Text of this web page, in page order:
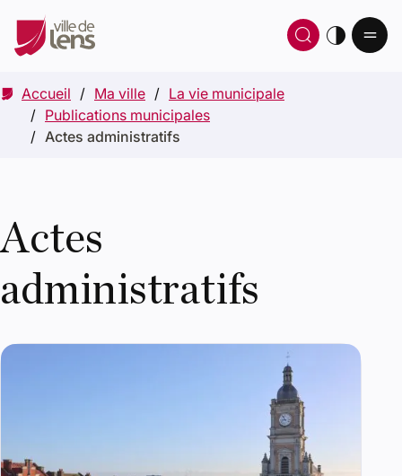
Ouvrir
Accueil Ma ville
La vie municipale
Publications municipales
Actes administratifs
Actes
administratifs